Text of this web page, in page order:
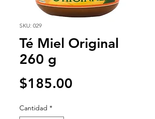
SKU: 029
Té Miel Original
260 g
$185.00
Cantidad *